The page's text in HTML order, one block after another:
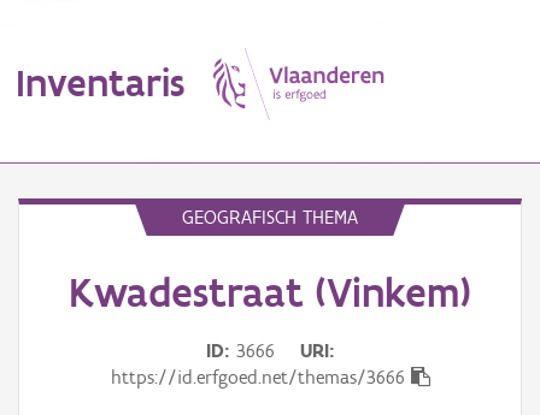
Inventaris
Erfgoedobject
GEOGRAFISCH THEMA
Kwadestraat (Vinkem)
ID 3666
URI
https://id.erfgoed.net/themas/3666